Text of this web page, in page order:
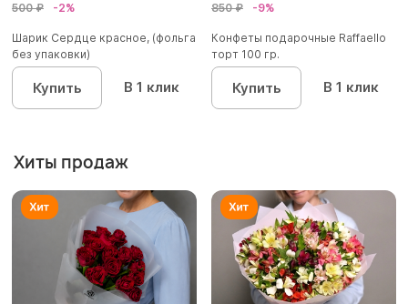
500 ₽ -2%
Шарик Сердце красное, (фольга
без упаковки)
Купить В 1 клик
850 ₽ -9%
Конфеты подарочные Raffaello
торт 100 гр.
Купить В 1 клик
Хиты продаж